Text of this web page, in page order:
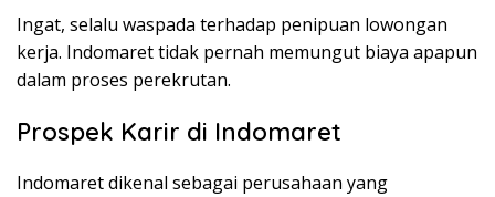
Ingat, selalu waspada terhadap penipuan lowongan
kerja. Indomaret tidak pernah memungut biaya apapun
dalam proses perekrutan.
Prospek Karir di Indomaret
Indomaret dikenal sebagai perusahaan yang